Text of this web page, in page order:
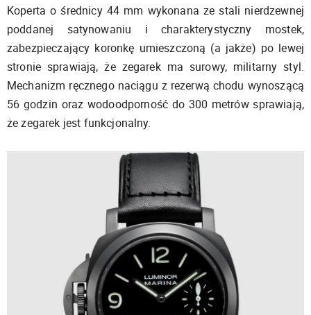
Koperta o średnicy 44 mm wykonana ze stali nierdzewnej
poddanej satynowaniu i charakterystyczny mostek,
zabezpieczający koronkę umieszczoną (a jakże) po lewej
stronie sprawiają, że zegarek ma surowy, militarny styl.
Mechanizm ręcznego naciągu z rezerwą chodu wynoszącą
56 godzin oraz wodoodporność do 300 metrów sprawiają,
że zegarek jest funkcjonalny.